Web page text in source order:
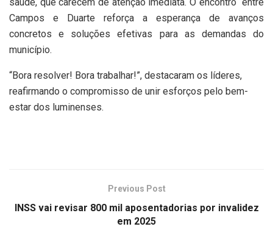
Campos e Duarte reforça a esperança de avanços
concretos e soluções efetivas para as demandas do
município.
“Bora resolver! Bora trabalhar!”, destacaram os líderes,
reafirmando o compromisso de unir esforços pelo bem-
estar dos luminenses.
Previous Post
INSS vai revisar 800 mil aposentadorias por invalidez
em 2025